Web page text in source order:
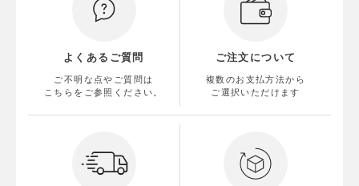
よくあるご質問
ご不明な点やご質問は
こちらをご参照ください。
ご注文について
複数のお支払方法から
ご選択いただけます